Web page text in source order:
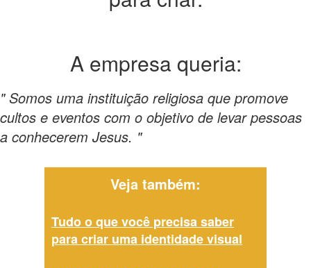
A empresa queria:
" Somos uma instituição religiosa que promove
cultos e eventos com o objetivo de levar pessoas
a conhecerem Jesus. "
Veja também:
Tudo o que você precisa saber
para criar uma identidade visual